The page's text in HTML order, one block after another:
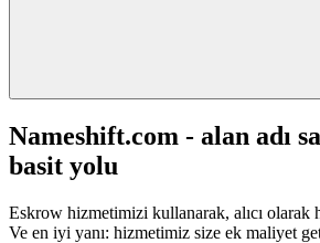
Nameshift.com - alan adı
basit yolu
Eskrow hizmetimizi kullanarak, alıcı olarak
Ve en iyi yanı: hizmetimiz size ek maliyet